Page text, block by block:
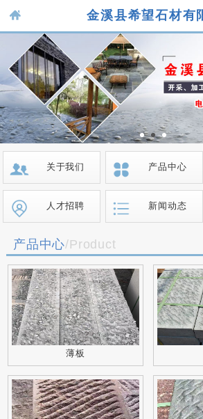
金溪县希望石材有
关于我们 产品中心
人才招聘 新闻动态
产品中心/Product
薄板